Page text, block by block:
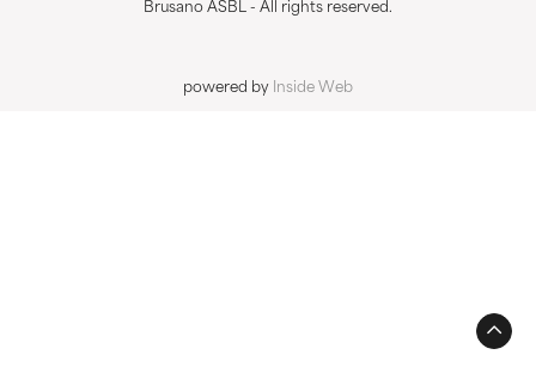
Brusano ASBL - All rights reserved.
powered by Inside Web